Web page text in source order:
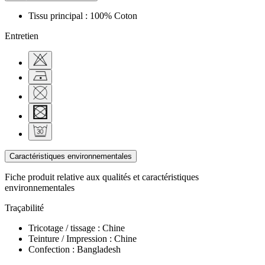
Tissu principal : 100% Coton
Entretien
Caractéristiques environnementales
Fiche produit relative aux qualités et caractéristiques
environnementales
Traçabilité
Tricotage / tissage : Chine
Teinture / Impression : Chine
Confection : Bangladesh